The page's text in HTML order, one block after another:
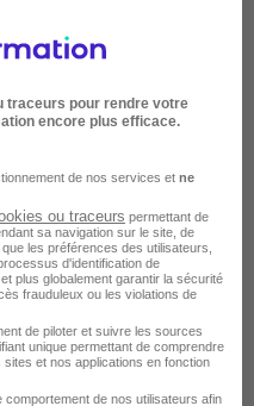
Très courte
Inférieur à 2 jours
traceurs pour rendre votre
encore plus efficace.
de nos services et ne
ou traceurs permettant de
sa navigation sur le site, de
les préférences des utilisateurs,
d'identification de
plus globalement garantir la sécurité
frauduleux ou les violations de
de piloter et suivre les sources
unique permettant de comprendre
et nos applications en fonction
comportement de nos utilisateurs afin